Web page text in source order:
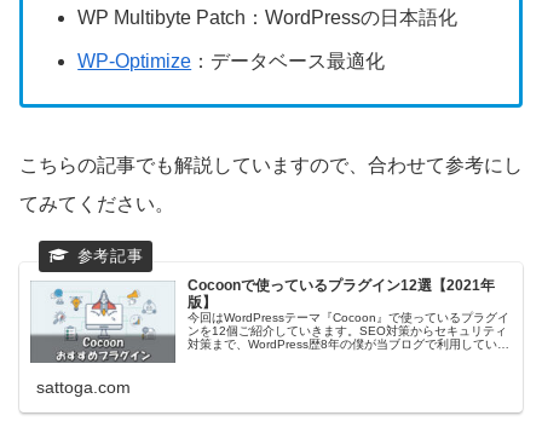
WP Multibyte Patch：WordPressの日本語化
WP-Optimize ：データベース最適化
こちらの記事でも解説していますので、合わせて参考にし
てみてください。
Cocoonで使っているプラグイン12選【2021年
版】
今回はWordPressテーマ『Cocoon』で使っているプラグイ
ンを12個ご紹介していきます。SEO対策からセキュリティ
対策まで、WordPress歴8年の僕が当ブログで利用している
sattoga.com